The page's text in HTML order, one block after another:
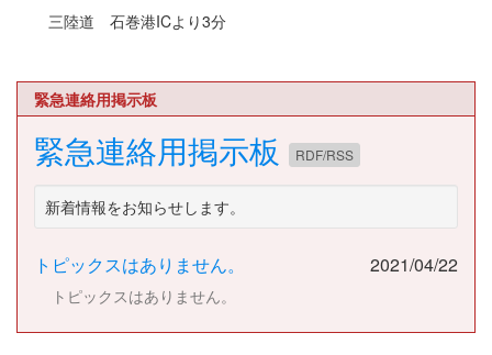
三陸道 石巻港ICより3分
緊急連絡用掲示板
緊急連絡用掲示板 RDF/RSS
新着情報をお知らせします。
トピックスはありません。 2021/04/22
トピックスはありません。